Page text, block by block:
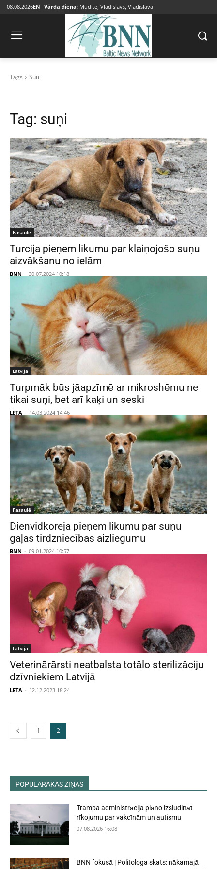
08.08.2026EN Vārda diena: Mudīte, Vladislavs, Vladislava
Tags Suņi
Tag: suņi
Pasaulē
Turcija pieņem likumu par klaiņojošo suņu
aizvākšanu no ielām
BNN - 30.07.2024 10:18
Latvija
Turpmāk būs jāapzīmē ar mikroshēmu ne
tikai suņi, bet arī kaķi un seski
LETA - 14.03.2024 14:46
Pasaulē
Dienvidkoreja pieņem likumu par suņu
gaļas tirdzniecības aizliegumu
BNN - 09.01.2024 10:57
Latvija
Veterinārārsti neatbalsta totālo sterilizāciju
dzīvniekiem Latvijā
LETA - 12.12.2023 18:24
1 2
POPULĀRĀKĀS ZIŅAS
Trampa administrācija plāno izsludināt
rīkojumu par vakcīnām un autismu
07.08.2026 16:08
BNN fokusā | Politologa skats: nākamajā